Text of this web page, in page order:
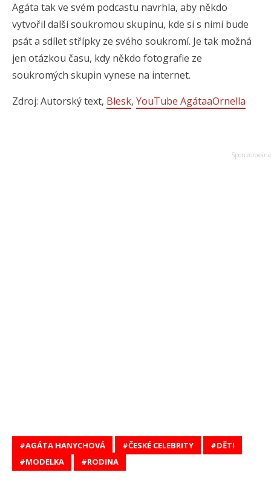
Agáta tak ve svém podcastu navrhla, aby někdo
vytvořil další soukromou skupinu, kde si s nimi bude
psát a sdílet střípky ze svého soukromí. Je tak možná
jen otázkou času, kdy někdo fotografie ze
soukromých skupin vynese na internet.
Zdroj: Autorský text, Blesk, YouTube AgátaaOrnella
AGÁTA HANYCHOVÁ ČESKÉ CELEBRITY
DĚTI
MODELKA
RODINA